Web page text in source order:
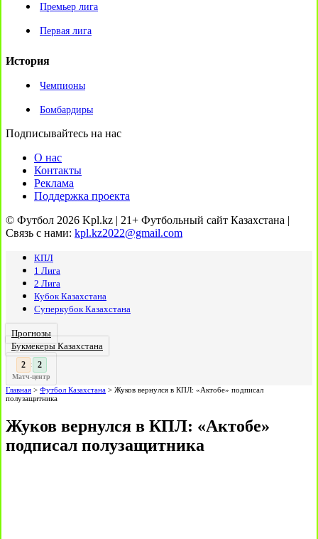
Премьер лига
Первая лига
История
Чемпионы
Бомбардиры
Подписывайтесь на нас
О нас
Контакты
Реклама
Поддержка проекта
© Футбол 2026 Kpl.kz | 21+ Футбольный сайт Казахстана |
Связь с нами: kpl.kz2022@gmail.com
КПЛ
1 Лига
2 Лига
Кубок Казахстана
Суперкубок Казахстана
Прогнозы
Букмекеры Казахстана
3 : 3
Матч-центр
Главная > Футбол Казахстана > Жуков вернулся в КПЛ: «Актобе» подписал
полузащитника
Жуков вернулся в КПЛ: «Актобе»
подписал полузащитника